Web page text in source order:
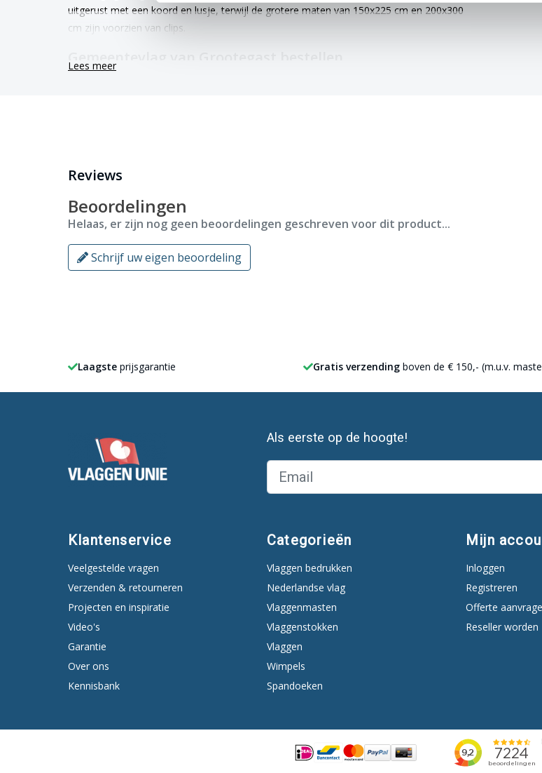
uitgerust met een koord en lusje, terwijl de grotere maten van 150x225 cm en 200x300
cm zijn voorzien van clips.
Bij ons heb je keuze uit alle
Lees meer
Reviews
Beoordelingen
Helaas, er zijn nog geen beoordelingen geschreven voor dit product...
Schrijf uw eigen beoordeling
Laagste prijsgarantie Gratis verzending boven de € 150,- (m.u.v.
Als eerste op de hoogte!
Klantenservice
Veelgestelde vragen
Verzenden & retourneren
Projecten en inspiratie
Video's
Garantie
Over ons
Kennisbank
Categorieën
Vlaggen bedrukken
Nederlandse vlag
Vlaggenmasten
Vlaggenstokken
Vlaggen
Wimpels
Spandoeken
Mijn
Inloggen
Registreren
Offerte
Reseller worden